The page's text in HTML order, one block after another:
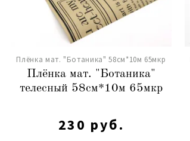
Плёнка мат. "Ботаника" 58см*10м 65мкр
Плёнка мат. "Ботаника"
телесный 58см*10м 65мкр
230 руб.